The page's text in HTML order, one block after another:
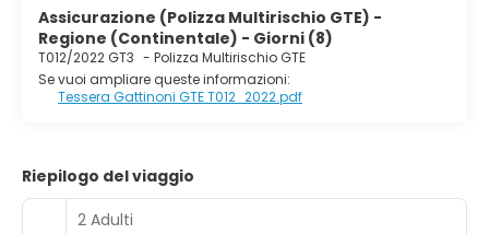
Assicurazione (Polizza Multirischio GTE) -
Regione (Continentale) - Giorni (8)
T012/2022 GT3 - Polizza Multirischio GTE
Se vuoi ampliare queste informazioni:
Tessera Gattinoni GTE T012_2022.pdf
Riepilogo del viaggio
2 Adulti